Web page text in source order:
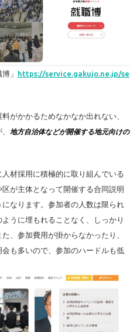
」
https://service.gakujo.ne.jp/se
がかかるためなかなか出れない、
地方自治体などが開催する地元向けの
材採用に積極的に取り組んでいる
が主体となって開催する合同説明
なります。参加者の人数は限られ
うに埋もれることなく、しっかり
、参加費用が掛からなかったり、
も多いので、参加のハードルも低